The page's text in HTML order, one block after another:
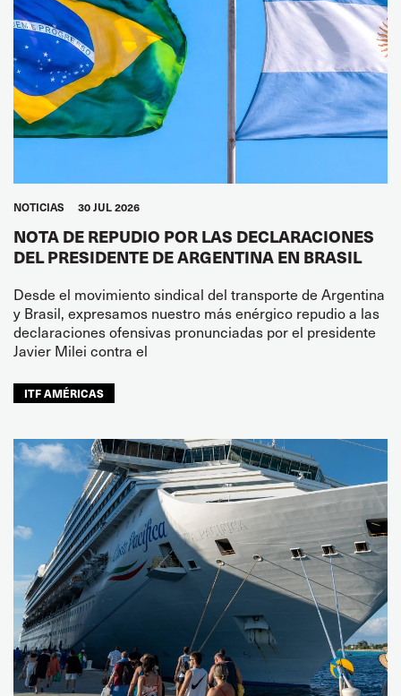
NOTICIAS 30 JUL 2026
NOTA DE REPUDIO POR LAS DECLARACIONES
DEL PRESIDENTE DE ARGENTINA EN BRASIL
Desde el movimiento sindical del transporte de Argentina
y Brasil, expresamos nuestro más enérgico repudio a las
declaraciones ofensivas pronunciadas por el presidente
Javier Milei contra el
ITF AMÉRICAS